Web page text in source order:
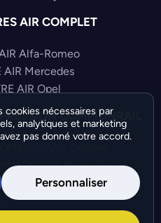
AIR COMPLET
Alfa-Romeo
AIR Mercedes
AIR Opel
COMMONRAIL
Citroen
Mercedes
Fiat
- Tous droits réservés -
cookies nécessaires par
analytiques et marketing
pas donné votre accord.
Personnaliser